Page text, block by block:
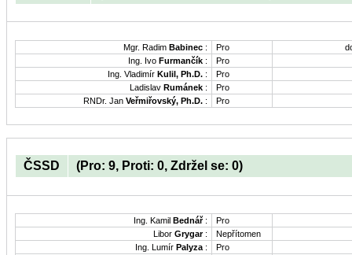
Mgr. Radim Babinec : Pro
Ing. Ivo Furmančík :
Pro
Ing. Vladimír Kulil, Ph.D. :
Pro
Ladislav Rumánek :
Pro
RNDr. Jan Veřmiřovský, Ph.D. : Pro
ČSSD (Pro: 9, Proti: 0, Zdržel se: 0)
Ing. Kamil Bednář:
Pro
Libor Grygar:
Nepřítomen
Ing. Lumír Palyza:
Pro